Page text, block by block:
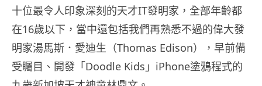
十位最令人印象深刻的天才IT發明家，全部年齡都
在16歲以下，當中還包括我們再熟悉不過的偉大發
明家湯馬斯．愛迪生（Thomas Edison），早前備
受矚目、開發「Doodle Kids」iPhone塗鴉程式的